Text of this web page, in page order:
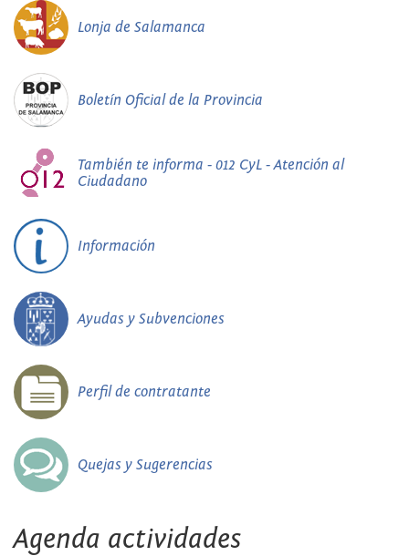
Lonja de Salamanca
Boletín Oficial de la Provincia
También te informa - 012 CyL - Atención al
Ciudadano
Información
Ayudas y Subvenciones
Perfil de contratante
Quejas y Sugerencias
Agenda actividades